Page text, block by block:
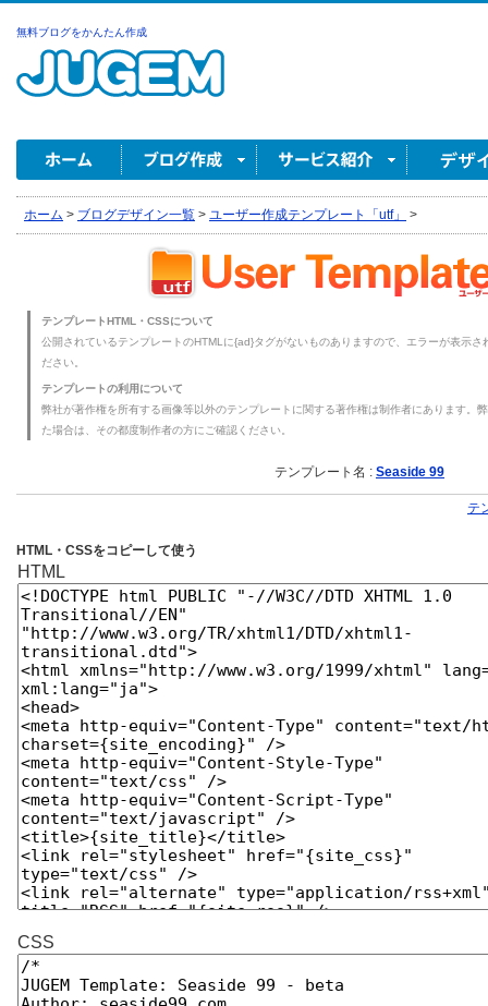
無料ブログをかんたん作成
ホーム > ブログデザイン一覧 > ユーザー作成テンプレート「utf」 >
テンプレートHTML・CSSについて
公開されているテンプレートのHTMLに{ad}タグがないものありますので、エラーが表示
ださい。
テンプレートの利用について
弊社が著作権を所有する画像等以外のテンプレートに関する著作権は制作者にあります。
た場合は、その都度制作者の方にご確認ください。
テンプレート名 : Seaside 99
テ
HTML・CSSをコピーして使う
HTML
CSS